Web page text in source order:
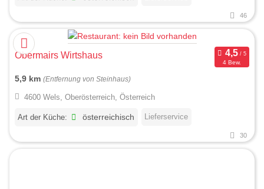
46
Obermairs Wirtshaus
4 Bew.
5,9 km (Entfernung von Steinhaus)
4600 Wels, Oberösterreich, Österreich
Art der Küche: österreichisch Lieferservice
30